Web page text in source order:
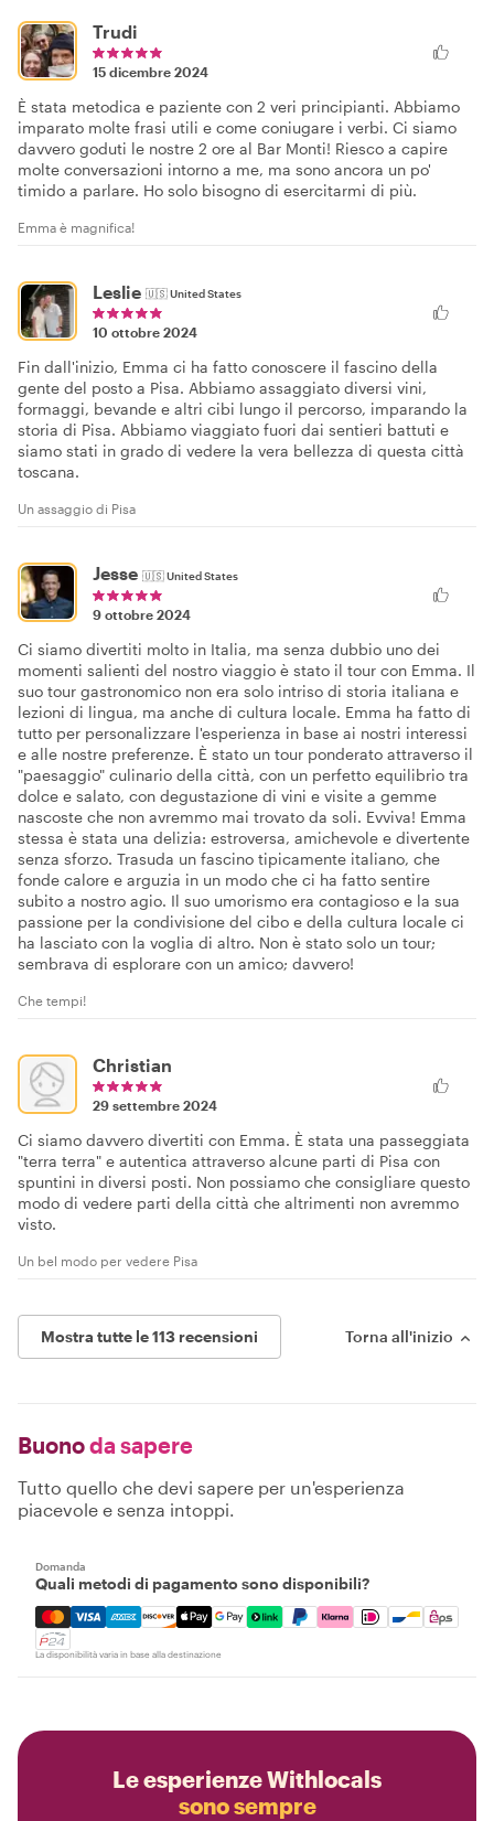
Trudi
15 dicembre 2024
È stata metodica e paziente con 2 veri principianti. Abbiamo
imparato molte frasi utili e come coniugare i verbi. Ci siamo
davvero goduti le nostre 2 ore al Bar Monti! Riesco a capire
molte conversazioni intorno a me, ma sono ancora un po'
timido a parlare. Ho solo bisogno di esercitarmi di più.
Emma è magnifica!
Leslie 🇺🇸United States
10 ottobre 2024
Fin dall'inizio, Emma ci ha fatto conoscere il fascino della
gente del posto a Pisa. Abbiamo assaggiato diversi vini,
formaggi, bevande e altri cibi lungo il percorso, imparando la
storia di Pisa. Abbiamo viaggiato fuori dai sentieri battuti e
siamo stati in grado di vedere la vera bellezza di questa città
toscana.
Un assaggio di Pisa
Jesse 🇺🇸United States
9 ottobre 2024
Ci siamo divertiti molto in Italia, ma senza dubbio uno dei
momenti salienti del nostro viaggio è stato il tour con Emma. Il
suo tour gastronomico non era solo intriso di storia italiana e
lezioni di lingua, ma anche di cultura locale. Emma ha fatto di
tutto per personalizzare l'esperienza in base ai nostri interessi
e alle nostre preferenze. È stato un tour ponderato attraverso il
"paesaggio" culinario della città, con un perfetto equilibrio tra
dolce e salato, con degustazione di vini e visite a gemme
nascoste che non avremmo mai trovato da soli. Evviva! Emma
stessa è stata una delizia: estroversa, amichevole e divertente
senza sforzo. Trasuda un fascino tipicamente italiano, che
fonde calore e arguzia in un modo che ci ha fatto sentire
subito a nostro agio. Il suo umorismo era contagioso e la sua
passione per la condivisione del cibo e della cultura locale ci
ha lasciato con la voglia di altro. Non è stato solo un tour;
sembrava di esplorare con un amico; davvero!
Che tempi!
Christian
29 settembre 2024
Ci siamo davvero divertiti con Emma. È stata una passeggiata
"terra terra" e autentica attraverso alcune parti di Pisa con
spuntini in diversi posti. Non possiamo che consigliare questo
modo di vedere parti della città che altrimenti non avremmo
visto.
Un bel modo per vedere Pisa
Mostra tutte le 113 recensioni Torna all'inizio
Buonoda sapere
Tutto quello che devi sapere per un'esperienza
piacevole e senza intoppi.
Domanda
Quali metodi di pagamento sono disponibili?
Mastercard, Visa, Amex, Discover, Apple Pay, Google
La disponibilità varia in base alla destinazione
Le esperienze Withlocals
sono sempre